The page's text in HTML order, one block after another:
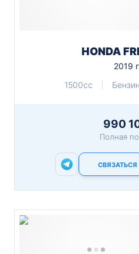
HONDA
2019
1500cc
Бензин
990
Полная